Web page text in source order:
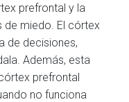
prefrontal y la
de miedo. El córtex
de decisiones,
Además, esta
prefrontal
no funciona